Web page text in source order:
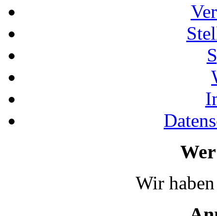
Wir